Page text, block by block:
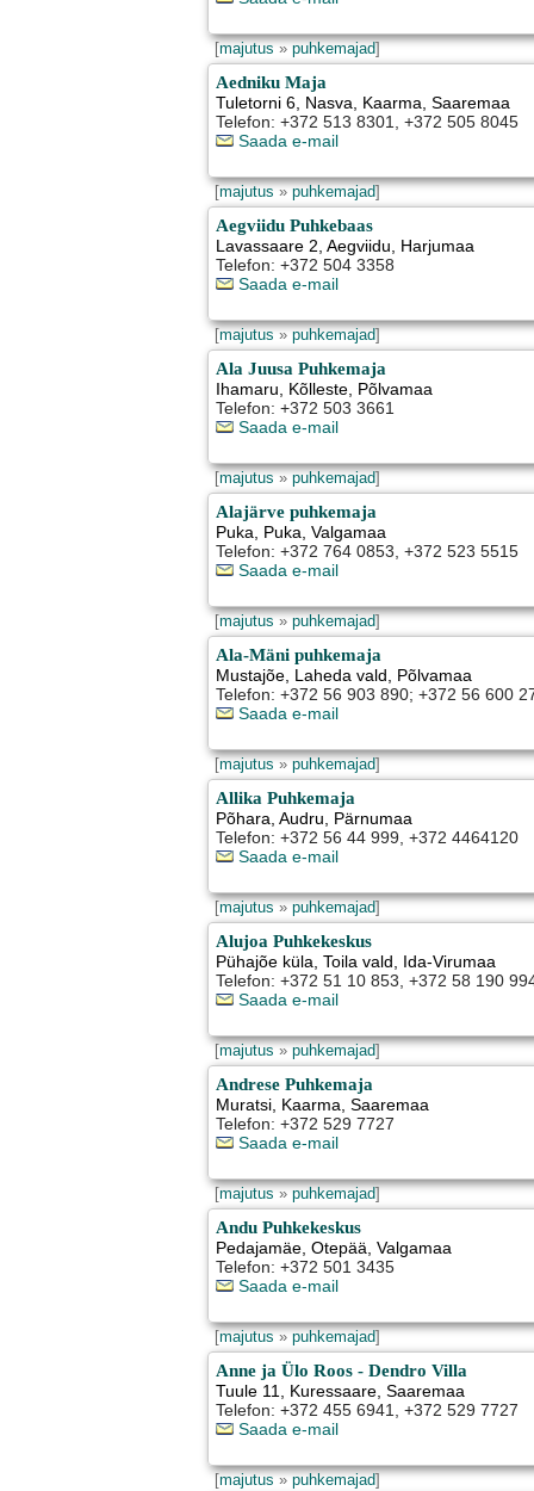
[majutus»puhkemajad]
Aedniku Maja
Tuletorni 6, Nasva, Kaarma, Saaremaa
Telefon: +372 513 8301, +372 505 8045
Saada e-mail
[majutus»puhkemajad]
Aegviidu Puhkebaas
Lavassaare 2,Aegviidu, Harjumaa
Telefon: +372 504 3358
Saada e-mail
[majutus»puhkemajad]
Ala Juusa Puhkemaja
Ihamaru, Kõlleste, Põlvamaa
Telefon: +372 503 3661
Saada e-mail
[majutus»puhkemajad]
Alajärve puhkemaja
Puka, Puka, Valgamaa
Telefon: +372 764 0853, +372 523 5515
Saada e-mail
[majutus»puhkemajad]
Ala-Mäni puhkemaja
Mustajõe, Laheda vald, Põlvamaa
Telefon: +372 56 903 890; +372 56 600
Saada e-mail
[majutus»puhkemajad]
Allika Puhkemaja
Põhara,Audru, Pärnumaa
Telefon: +372 56 44 999, +372 4464120
Saada e-mail
[majutus»puhkemajad]
Alujoa Puhkekeskus
Pühajõe küla,Toila vald, Ida-Virumaa
Telefon: +372 51 10 853, +372 58 190
Saada e-mail
[majutus»puhkemajad]
Andrese Puhkemaja
Muratsi, Kaarma, Saaremaa
Telefon: +372 529 7727
Saada e-mail
[majutus»puhkemajad]
Andu Puhkekeskus
Pedajamäe,Otepää, Valgamaa
Telefon: +372 501 3435
Saada e-mail
[majutus»puhkemajad]
Anne ja Ülo Roos - Dendro Villa
Tuule 11, Kuressaare, Saaremaa
Telefon: +372 455 6941, +372 529 7727
Saada e-mail
[majutus»puhkemajad]